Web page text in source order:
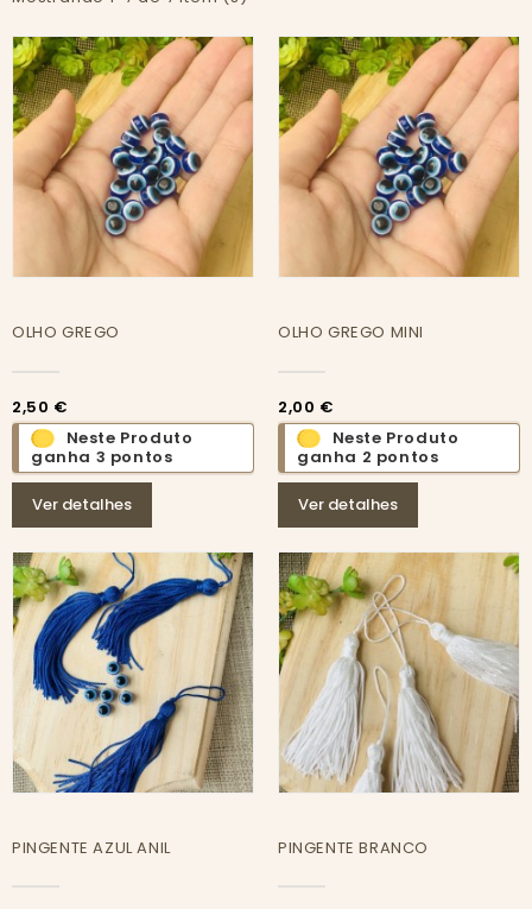
OLHO GREGO
2,50 €
Neste Produto
ganha 3 pontos
Ver detalhes
OLHO GREGO MINI
2,00 €
Neste Produto
ganha 2 pontos
Ver detalhes
PINGENTE AZUL ANIL PINGENTE BRANCO